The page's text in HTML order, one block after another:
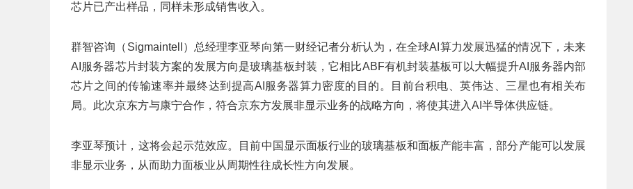
芯片已产出样品，同样未形成销售收入。
群智咨询（Sigmaintell）总经理李亚琴向第一财经记者分析认为，在全球AI算力发展迅猛的情况下，未来
AI服务器芯片封装方案的发展方向是玻璃基板封装，它相比ABF有机封装基板可以大幅提升AI服务器内部
芯片之间的传输速率并最终达到提高AI服务器算力密度的目的。目前台积电、英伟达、三星也有相关布
局。此次京东方与康宁合作，符合京东方发展非显示业务的战略方向，将使其进入AI半导体供应链。
李亚琴预计，这将会起示范效应。目前中国显示面板行业的玻璃基板和面板产能丰富，部分产能可以发展
非显示业务，从而助力面板业从周期性往成长性方向发展。